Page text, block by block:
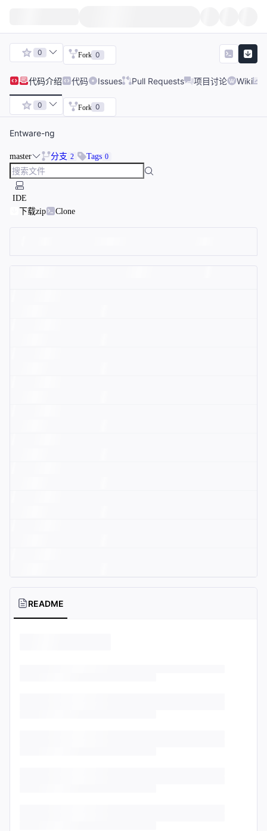
0 Fork 0
代码介绍 代码 Issues Pull Requests 项目讨论 Wiki
0 Fork 0
Entware-ng
master 分支 2 Tags 0
IDE
下载zip
Clone
README